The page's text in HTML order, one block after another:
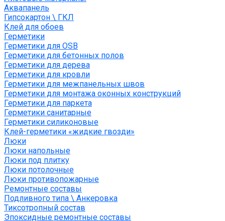
Аквапанель
Гипсокартон \ ГКЛ
Клей для обоев
Герметики
Герметики для OSB
Герметики для бетонных полов
Герметики для дерева
Герметики для кровли
Герметики для межпанельных швов
Герметики для монтажа оконных конструкций
Герметики для паркета
Герметики санитарные
Герметики силиконовые
Клей-герметики «жидкие гвозди»
Люки
Люки напольные
Люки под плитку
Люки потолочные
Люки противопожарные
Ремонтные составы
Подливного типа \ Анкеровка
Тиксотропный состав
Эпоксидные ремонтные составы